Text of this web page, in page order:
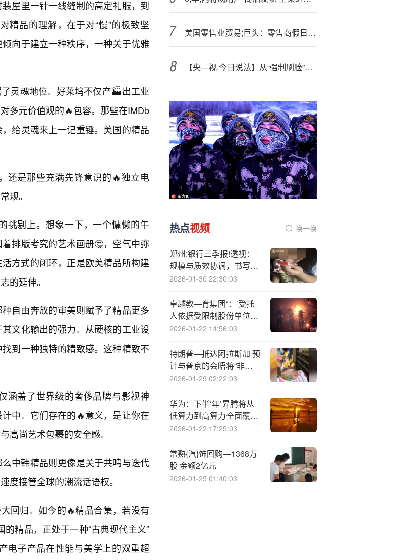
屋里一针一线缝制的高定礼服，到
精品的理解，在于对“慢”的极致坚
向于建立一种秩序，一种关于优雅
灵魂地位。好莱坞不仅产🏭出工业
多元价值观的🔥包容。那些在IMDb
给灵魂来上一记重锤。美国的精品
还是那些充满先锋意识的🔥独立电
规。
挑剔上。想象一下，一个慵懒的午
排版考究的艺术画册🤔，空气中弥
方式的闭环，正是欧美精品所构建
的延伸。
自由奔放的审美则赋予了精品更多
文化输出的强力。从硬核的工业设
到一种独特的精致感。这种精致不
涵盖了世界级的奢侈品牌与影视神
中。它们存在的🔥意义，是让你在
高尚艺术包裹的安全感。
中韩精品则更像是关于共鸣与迭代
度接管全球的潮流话语权。
回归。如今的🔥精品合集，若没有
的精品，正处于一种“古典现代主义”
电子产品在性能与美学上的双重超
美国零售业贸易;巨头：零售商假日季招聘人数将降至大萧条以来最低水平
【央—视·今日说法】从“强制刷脸”系统到“智慧停车”软件，个人信息屡遭过度收集……｜“保护个人信息”特别策划
热点视频 换一换
郑州:银行三季报!透视：
规模与质效协调，书写区
域金融高质量答卷
2026-01-30 22:30:03
卓越教—育集团‘：’受托
人依据受限制股份单位计
划购买合共10万股份
2026-01-22 14:56:03
特朗普—抵达阿拉斯加 预
计与普京的会晤将“非常
顺利”
2026-01-29 02:22:03
华为：下半‘年’昇腾将从
低算力到高算力全面覆盖
边端场景，CANN年底完
2026-01-22 17:25:03
常熟{汽}饰回购—1368万
股 金额2亿元
2026-01-25 01:40:03